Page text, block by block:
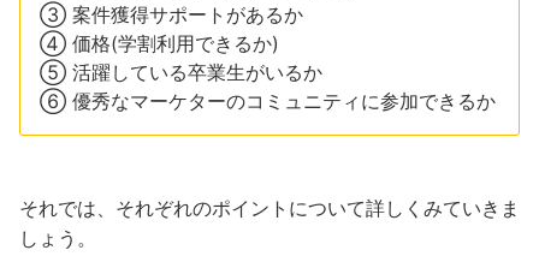
③ 案件獲得サポートがあるか
④ 価格(学割利用できるか)
⑤ 活躍している卒業生がいるか
⑥ 優秀なマーケターのコミュニティに参加できるか
それでは、それぞれのポイントについて詳しくみていきま
しょう。